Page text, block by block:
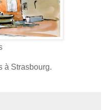
à Strasbourg.